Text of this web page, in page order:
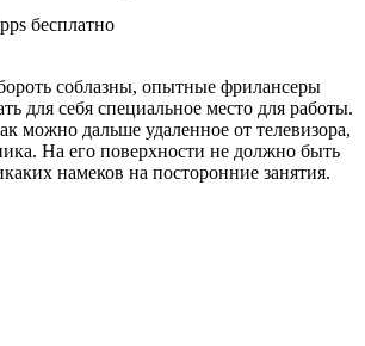
бесплатно
соблазны, опытные фрилансеры
для себя специальное место для работы.
можно дальше удаленное от телевизора,
На его поверхности не должно быть
намеков на посторонние занятия.